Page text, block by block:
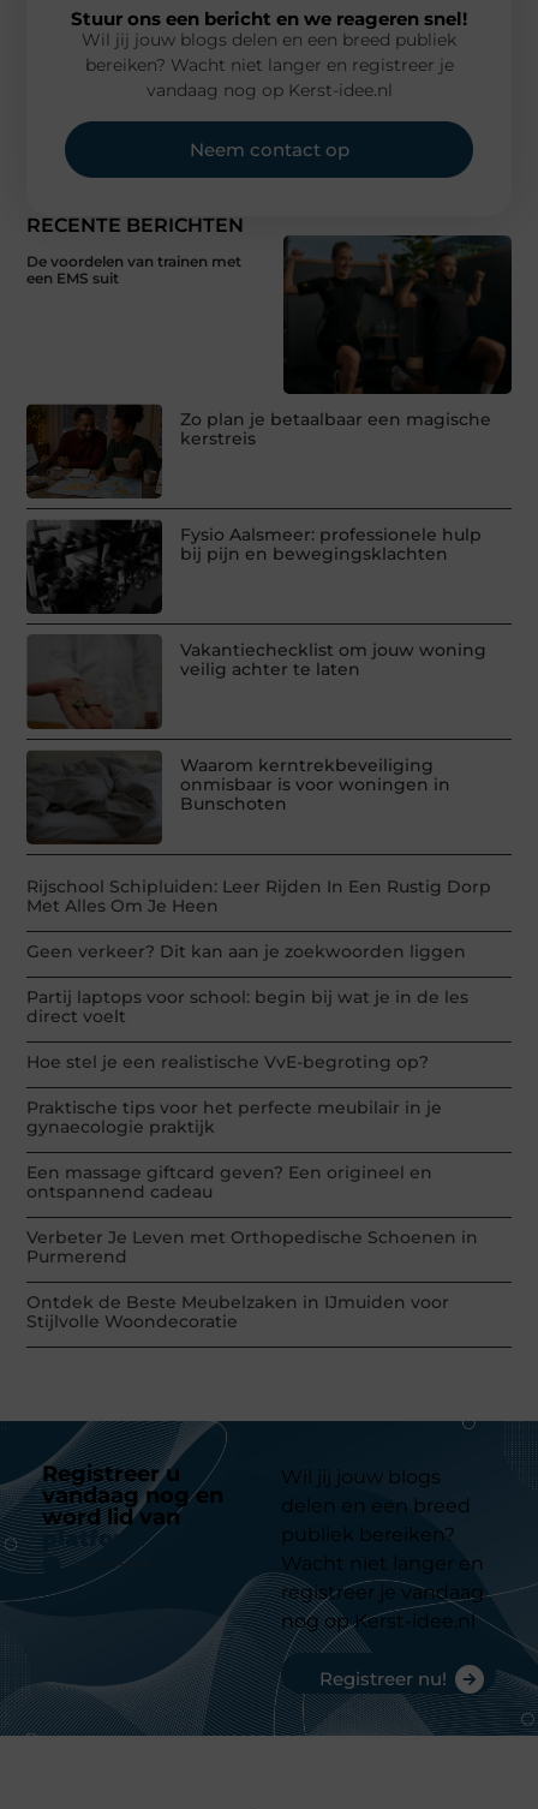
RECENTE BERICHTEN
De voordelen van trainen met
een EMS suit
Zo plan je betaalbaar een magische
kerstreis
Fysio Aalsmeer: professionele hulp
bij pijn en bewegingsklachten
Vakantiechecklist om jouw woning
veilig achter te laten
Waarom kerntrekbeveiliging
onmisbaar is voor woningen in
Bunschoten
Rijschool Schipluiden: Leer Rijden In Een Rustig Dorp
Met Alles Om Je Heen
Geen verkeer? Dit kan aan je zoekwoorden liggen
Partij laptops voor school: begin bij wat je in de les
direct voelt
Hoe stel je een realistische VvE-begroting op?
Praktische tips voor het perfecte meubilair in je
gynaecologie praktijk
Een massage giftcard geven? Een origineel en
ontspannend cadeau
Verbeter Je Leven met Orthopedische Schoenen in
Purmerend
Ontdek de Beste Meubelzaken in IJmuiden voor
Stijlvolle Woondecoratie
Stuur ons een bericht en we reageren snel!
Wil jij jouw blogs delen en een breed publiek
bereiken? Wacht niet langer en registreer je
vandaag nog op Kerst-idee.nl
Neem contact op
Registreer u
vandaag nog en
word lid van
platform
Wil jij jouw blogs
delen en een breed
publiek bereiken?
Wacht niet langer en
registreer je vandaag
nog op Kerst-idee.nl
Registreer nu!